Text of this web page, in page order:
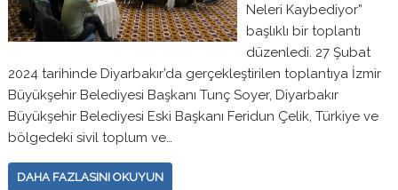
Neleri Kaybediyor”
başlıklı bir toplantı
düzenledi. 27 Şubat
2024 tarihinde Diyarbakır’da gerçekleştirilen toplantıya İzmir
Büyükşehir Belediyesi Başkanı Tunç Soyer, Diyarbakır
Büyükşehir Belediyesi Eski Başkanı Feridun Çelik, Türkiye ve
bölgedeki sivil toplum ve…
DAHA FAZLASINI OKUYUN